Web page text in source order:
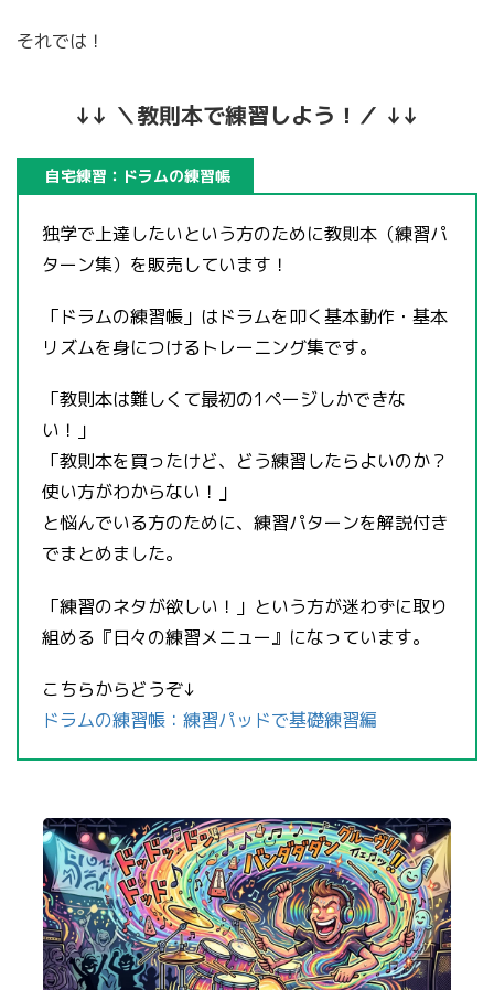
それでは！
↓↓ ＼教則本で練習しよう！／ ↓↓
自宅練習：ドラムの練習帳
独学で上達したいという方のために教則本（練習パ
ターン集）を販売しています！
「ドラムの練習帳」はドラムを叩く基本動作・基本
リズムを身につけるトレーニング集です。
「教則本は難しくて最初の1ページしかできな
い！」
「教則本を買ったけど、どう練習したらよいのか？
使い方がわからない！」
と悩んでいる方のために、練習パターンを解説付き
でまとめました。
「練習のネタが欲しい！」という方が迷わずに取り
組める『日々の練習メニュー』になっています。
こちらからどうぞ↓
ドラムの練習帳：練習パッドで基礎練習編